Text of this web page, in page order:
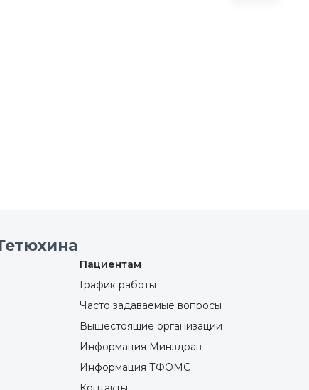
Пациентам
График работы
Часто задаваемые вопросы
Вышестоящие организации
Информация Минздрав
Информация ТФОМС